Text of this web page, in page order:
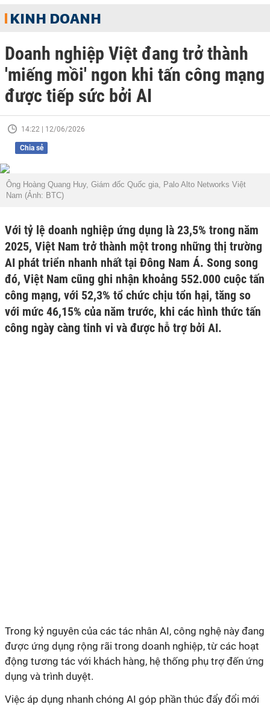
KINH DOANH
Doanh nghiệp Việt đang trở thành
'miếng mồi' ngon khi tấn công mạng
được tiếp sức bởi AI
14:22 | 12/06/2026
Chia sẻ
Ông Hoàng Quang Huy, Giám đốc Quốc gia, Palo Alto Networks Việt
Nam (Ảnh: BTC)
Với tỷ lệ doanh nghiệp ứng dụng là 23,5% trong năm
2025, Việt Nam trở thành một trong những thị trường
AI phát triển nhanh nhất tại Đông Nam Á. Song song
đó, Việt Nam cũng ghi nhận khoảng 552.000 cuộc tấn
công mạng, với 52,3% tổ chức chịu tổn hại, tăng so
với mức 46,15% của năm trước, khi các hình thức tấn
công ngày càng tinh vi và được hỗ trợ bởi AI.
Trong kỷ nguyên của các tác nhân AI, công nghệ này đang
được ứng dụng rộng rãi trong doanh nghiệp, từ các hoạt
động tương tác với khách hàng, hệ thống phụ trợ đến ứng
dụng và trình duyệt.
Việc áp dụng nhanh chóng AI góp phần thúc đẩy đổi mới